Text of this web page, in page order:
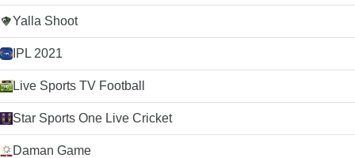
Yalla Shoot
IPL 2021
Live Sports TV Football
Star Sports One Live Cricket
Daman Game